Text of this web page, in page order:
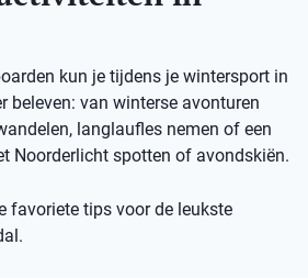
kun je tijdens je wintersport in
beleven: van winterse avonturen
langlaufles nemen of een
Noorderlicht spotten of avondskiën.
favoriete tips voor de leukste